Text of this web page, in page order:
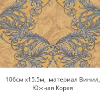
106см x15.5м, материал Винил,
Южная Корея